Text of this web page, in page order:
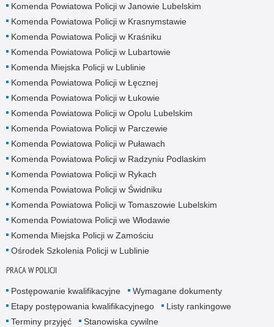
Komenda Powiatowa Policji w Janowie Lubelskim
Komenda Powiatowa Policji w Krasnymstawie
Komenda Powiatowa Policji w Kraśniku
Komenda Powiatowa Policji w Lubartowie
Komenda Miejska Policji w Lublinie
Komenda Powiatowa Policji w Łęcznej
Komenda Powiatowa Policji w Łukowie
Komenda Powiatowa Policji w Opolu Lubelskim
Komenda Powiatowa Policji w Parczewie
Komenda Powiatowa Policji w Puławach
Komenda Powiatowa Policji w Radzyniu Podlaskim
Komenda Powiatowa Policji w Rykach
Komenda Powiatowa Policji w Świdniku
Komenda Powiatowa Policji w Tomaszowie Lubelskim
Komenda Powiatowa Policji we Włodawie
Komenda Miejska Policji w Zamościu
Ośrodek Szkolenia Policji w Lublinie
PRACA W POLICJI
Postępowanie kwalifikacyjne
Wymagane dokumenty
Etapy postępowania kwalifikacyjnego
Listy rankingowe
Terminy przyjęć
Stanowiska cywilne